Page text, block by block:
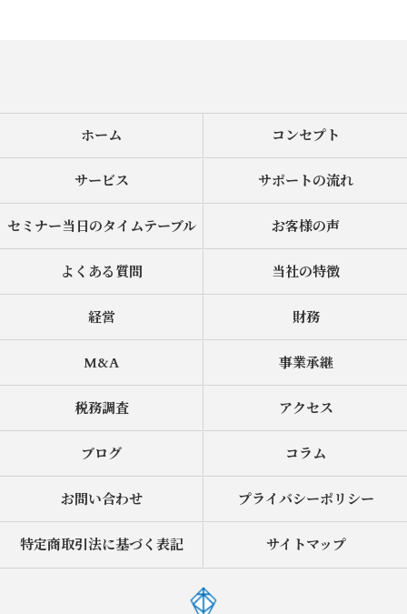
ホーム コンセプト
サービス サポートの流れ
セミナー当日のタイムテーブル お客様の声
よくある質問 当社の特徴
経営 財務
M&A 事業承継
税務調査 アクセス
ブログ コラム
お問い合わせ プライバシーポリシー
特定商取引法に基づく表記 サイトマップ